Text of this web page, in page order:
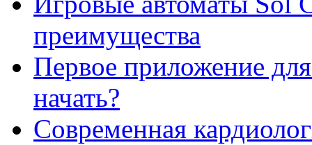
преимущества
Первое приложение
начать?
Современная